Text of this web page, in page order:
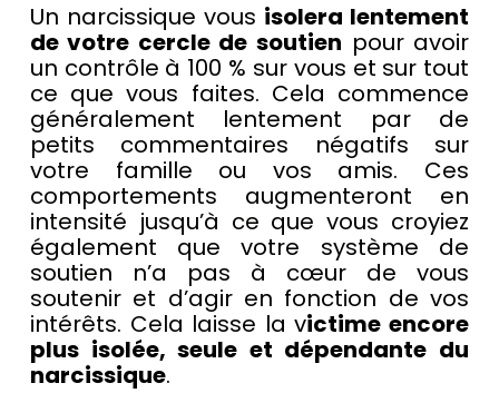
Un narcissique vous isolera lentement
de votre cercle de soutien pour avoir
un contrôle à 100 % sur vous et sur tout
ce que vous faites. Cela commence
généralement lentement par de
petits commentaires négatifs sur
votre famille ou vos amis. Ces
comportements augmenteront en
intensité jusqu’à ce que vous croyiez
également que votre système de
soutien n’a pas à cœur de vous
soutenir et d’agir en fonction de vos
intérêts. Cela laisse la victime encore
plus isolée, seule et dépendante du
narcissique.